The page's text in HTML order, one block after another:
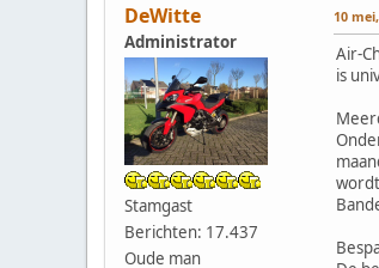
DeWitte
Administrator
Stamgast
Berichten: 17.437
Oude man
10
Air-
is